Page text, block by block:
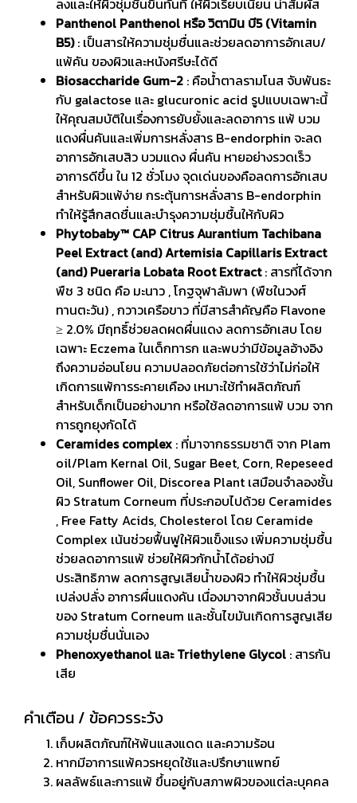
ลงและให้ผิวชุ่มชื้นขึ้นทันที ให้ผิวเรียบเนียน น่าสัมผัส
Panthenol Panthenol หรือ วิตามิน บี5 (Vitamin
B5): เป็นสารให้ความชุ่มชื่นและช่วยลดอาการอักเสบ/
แพ้คัน ของผิวและหนังศรีษะได้ดี
Biosaccharide Gum-2 : คือน้ำตาลรามโนส จับพันธะ
กับ galactose และ glucuronic acid รูปแบบเฉพาะนี้
ให้คุณสมบัติในเรื่องการยับยั้งและลดอาการ แพ้ บวม
แดงผื่นคันและเพิ่มการหลั่งสาร B-endorphin จะลด
อาการอักเสบสิว บวมแดง ผื่นคัน หายอย่างรวดเร็ว
อาการดีขึ้น ใน 12 ชั่วโมง จุดเด่นของคือลดการอักเสบ
สำหรับผิวแพ้ง่าย กระตุ้นการหลั่งสาร B-endorphin
ทำให้รู้สึกสดชื่นและบำรุงความชุ่มชื้นให้กับผิว
Phytobaby™ CAP Citrus Aurantium Tachibana
Peel Extract (and) Artemisia Capillaris Extract
(and) Pueraria Lobata Root Extract: สารที่ได้จาก
พืช 3 ชนิด คือ มะนาว , โกฐจุฬาลัมพา (พืชในวงศ์
ทานตะวัน) , กวาวเครือขาว ที่มีสารสำคัญคือ Flavone
≥ 2.0% มีฤทธิ์ช่วยลดผดผื่นแดง ลดการอักเสบ โดย
เฉพาะ Eczema ในเด็กทารก และพบว่ามีข้อมูลอ้างอิง
ถึงความอ่อนโยน ความปลอดภัยต่อการใช้ว่าไม่ก่อให้
เกิดการแพ้การระคายเคือง เหมาะใช้ทำผลิตภัณฑ์
สำหรับเด็กเป็นอย่างมาก หรือใช้ลดอาการแพ้ บวม จาก
การถูกยุงกัดได้
Ceramides complex : ที่มาจากธรรมชาติ จาก Plam
oil/Plam Kernal Oil, Sugar Beet, Corn, Repeseed
Oil, Sunflower Oil, Discorea Plant เสมือนจำลองชั้น
ผิว Stratum Corneum ที่ประกอบไปด้วย Ceramides
, Free Fatty Acids, Cholesterol โดย Ceramide
Complex เน้นช่วยฟื้นฟูให้ผิวแข็งแรง เพิ่มความชุ่มชื้น
ช่วยลดอาการแพ้ ช่วยให้ผิวกักน้ำได้อย่างมี
ประสิทธิภาพ ลดการสูญเสียน้ำของผิว ทำให้ผิวชุ่มชื้น
เปล่งปลั่ง อาการผื่นแดงคัน เนื่องมาจากผิวชั้นบนส่วน
ของ Stratum Corneum และชั้นไขมันเกิดการสูญเสีย
ความชุ่มชื่นนั่นเอง
Phenoxyethanol และ Triethylene Glycol : สารกัน
เสีย
คำเตือน / ข้อควรระวัง
เก็บผลิตภัณฑ์ให้พ้นแสงแดด และความร้อน
หากมีอาการแพ้ควรหยุดใช้และปรึกษาแพทย์
ผลลัพธ์และการแพ้ ขึ้นอยู่กับสภาพผิวของแต่ละบุคคล